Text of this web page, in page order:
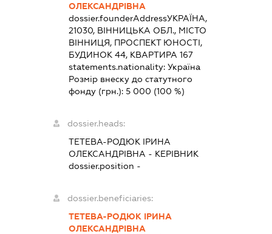
ОЛЕКСАНДРІВНА
dossier.founderAddressУКРАЇНА,
21030, ВІННИЦЬКА ОБЛ., МІСТО
ВІННИЦЯ, ПРОСПЕКТ ЮНОСТІ,
БУДИНОК 44, КВАРТИРА 167
statements.nationality:Україна
Розмір внеску до статутного
фонду (грн.):5 000 (100 %)
dossier.heads:
ТЕТЕВА-РОДЮК ІРИНА
ОЛЕКСАНДРІВНА - КЕРІВНИК
dossier.position -
dossier.beneficiaries:
ТЕТЕВА-РОДЮК ІРИНА
ОЛЕКСАНДРІВНА